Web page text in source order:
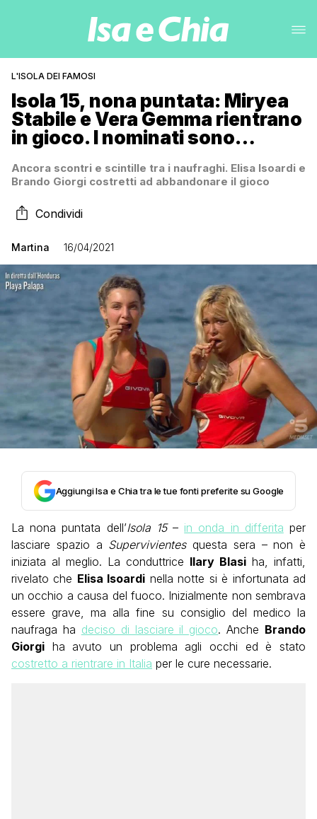
L'ISOLA DEI FAMOSI
Isola 15, nona puntata: Miryea
Stabile e Vera Gemma rientrano
in gioco. I nominati sono…
Ancora scontri e scintille tra i naufraghi. Elisa Isoardi e
Brando Giorgi costretti ad abbandonare il gioco
Condividi
Martina 16/04/2021
Aggiungi Isa e Chia tra le tue fonti preferite su Google
La nona puntata dell’Isola 15– in onda in differita per
lasciare spazio a Supervivientesquesta sera – non è
iniziata al meglio. La conduttrice Ilary Blasi ha, infatti,
rivelato che Elisa Isoardi nella notte si è infortunata ad
un occhio a causa del fuoco. Inizialmente non sembrava
essere grave, ma alla fine su consiglio del medico la
naufraga ha deciso di lasciare il gioco. Anche Brando
Giorgi ha avuto un problema agli occhi ed è stato
costretto a rientrare in Italia per le cure necessarie.